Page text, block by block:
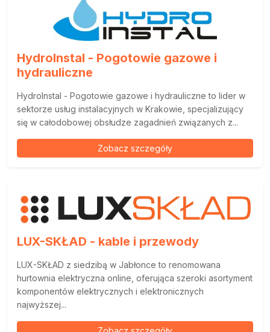
HydroInstal - Pogotowie gazowe i
hydrauliczne
HydroInstal - Pogotowie gazowe i hydrauliczne to lider w
sektorze usług instalacyjnych w Krakowie, specjalizujący
się w całodobowej obsłudze zagadnień związanych z...
Zobacz szczegóły
LUX-SKŁAD - kable i przewody
LUX-SKŁAD z siedzibą w Jabłonce to renomowana
hurtownia elektryczna online, oferująca szeroki asortyment
komponentów elektrycznych i elektronicznych
najwyższej...